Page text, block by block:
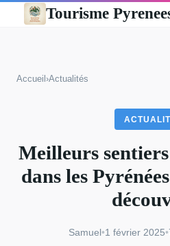
Tourisme
Accueil ›Actualités
Meilleurs
dans les
Samuel•1 février 2025•